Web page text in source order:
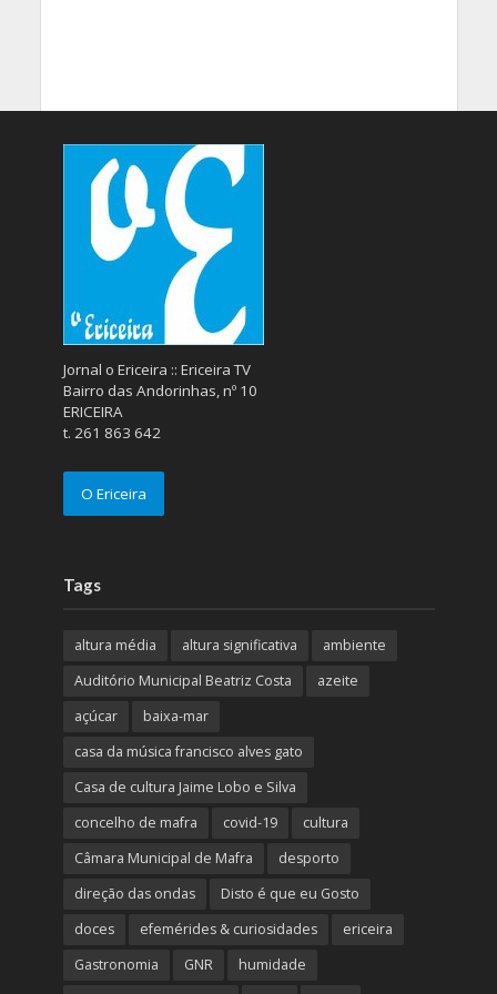
Jornal o Ericeira :: Ericeira TV
Bairro das Andorinhas, nº 10
ERICEIRA
t. 261 863 642
O Ericeira
Tags
altura média altura significativa
ambiente
Auditório Municipal Beatriz Costa
azeite
açúcar
baixa-mar
casa da música francisco alves gato
Casa de cultura Jaime Lobo e Silva
concelho de mafra
covid-19
cultura
Câmara Municipal de Mafra
desporto
direção das ondas
Disto é que eu Gosto
doces
efemérides & curiosidades
ericeira
Gastronomia
GNR
humidade